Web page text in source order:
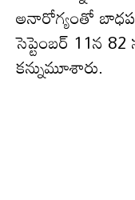
అనారోగ్యంతో
సెప్టెంబర్ 11న‌
క‌న్నుమూశారు.